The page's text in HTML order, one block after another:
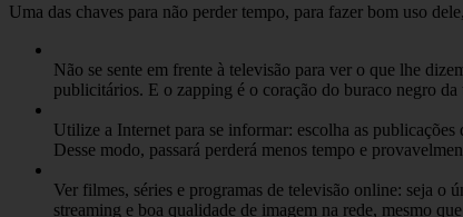
Uma das chaves para não perder tempo, para fazer bom uso
Não se sente em frente à televisão para ver o que lhe
publicitários. E o zapping é o coração do buraco negro
Utilize a Internet para se informar: escolha as publicações
Desse modo, passará perderá menos tempo e
Ver filmes, séries e programas de televisão online: seja o
streaming e boa qualidade de imagem na rede, mesmo